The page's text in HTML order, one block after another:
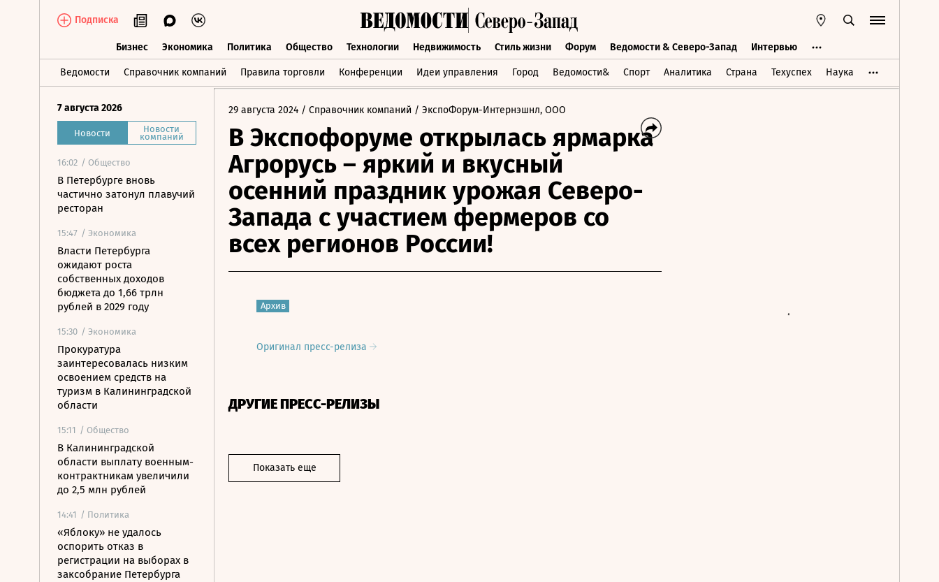
Подписка
Бизнес Экономика Политика Общество Технологии Недвижимость Стиль жизни Форум Ведомости & Северо-Запад Интервью
Ведомости Справочник компаний Правила торговли Конференции Идеи управления Город Ведомости& Спорт Аналитика Страна Техуспех Наука
Бизнес Экономика Политика Общество Технологии Недвижимость Стиль жизни Форум Ведомости & Северо-Запад Интервью
7 августа 2026
Новости Новости
компаний
16:02 / Общество
В Петербурге вновь
частично затонул плавучий
ресторан
15:47 / Экономика
Власти Петербурга
ожидают роста
собственных доходов
бюджета до 1,66 трлн
рублей в 2029 году
15:30 / Экономика
Прокуратура
заинтересовалась низким
освоением средств на
туризм в Калининградской
области
15:11 / Общество
В Калининградской
области выплату военным-
контрактникам увеличили
до 2,5 млн рублей
14:41 / Политика
«Яблоку» не удалось
оспорить отказ в
регистрации на выборах в
заксобрание Петербурга
29 августа 2024 / Справочник компаний / ЭкспоФорум-Интернэшнл, ООО
В Экспофоруме открылась ярмарка
Агрорусь – яркий и вкусный
осенний праздник урожая Северо-
Запада с участием фермеров со
всех регионов России!
Архив
Оригинал пресс-релиза
ДРУГИЕ ПРЕСС-РЕЛИЗЫ
Показать еще